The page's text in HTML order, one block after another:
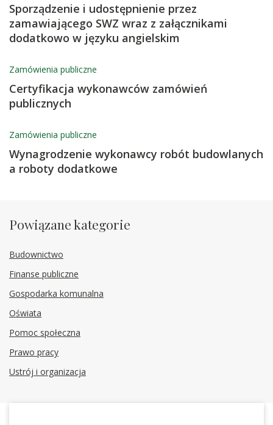
Sporządzenie i udostępnienie przez
zamawiającego SWZ wraz z załącznikami
dodatkowo w języku angielskim
Zamówienia publiczne
Certyfikacja wykonawców zamówień
publicznych
Zamówienia publiczne
Wynagrodzenie wykonawcy robót budowlanych
a roboty dodatkowe
Powiązane kategorie
Budownictwo
Finanse publiczne
Gospodarka komunalna
Oświata
Pomoc społeczna
Prawo pracy
Ustrój i organizacja